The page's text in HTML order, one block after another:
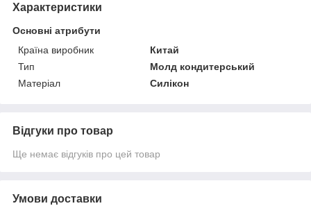
Характеристики
Основні атрибути
Країна виробник
Китай
Тип
Молд кондитерський
Матеріал
Силікон
Відгуки про товар
Ще немає відгуків про цей товар
Умови доставки